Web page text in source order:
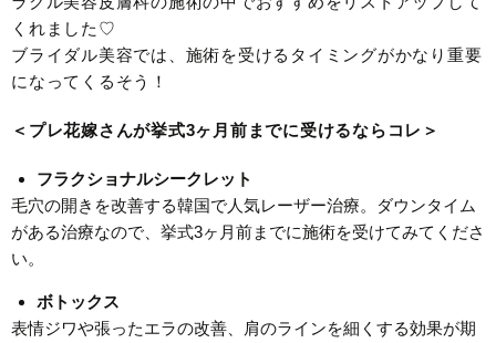
くれました♡
ブライダル美容では、施術を受けるタイミングがかなり重要
になってくるそう！
＜プレ花嫁さんが挙式3ヶ月前までに受けるならコレ＞
フラクショナルシークレット
毛穴の開きを改善する韓国で人気レーザー治療。ダウンタイム
がある治療なので、挙式3ヶ月前までに施術を受けてみてくださ
い。
ボトックス
表情ジワや張ったエラの改善、肩のラインを細くする効果が期